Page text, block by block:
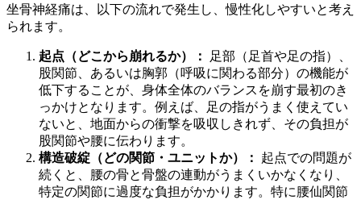
坐骨神経痛は、以下の流れで発生し、慢性化しやすいと考え
られます。
起点（どこから崩れるか）：
足部（足首や足の指）、
股関節、あるいは胸郭（呼吸に関わる部分）の機能が
低下することが、身体全体のバランスを崩す最初のき
っかけとなります。例えば、足の指がうまく使えてい
ないと、地面からの衝撃を吸収しきれず、その負担が
股関節や腰に伝わります。
構造破綻（どの関節・ユニットか）：
起点での問題が
続くと、腰の骨と骨盤の連動がうまくいかなくなり、
特定の関節に過度な負担がかかります。特に腰仙関節